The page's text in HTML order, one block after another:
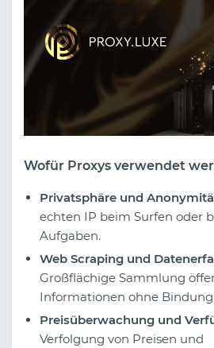
Wofür Proxys verwendet
Privatsphäre und
echten IP beim Surfen oder
Aufgaben.
Web Scraping und
Großflächige Sammlung
Informationen ohne
Preisüberwachung und
Verfolgung von Preisen und